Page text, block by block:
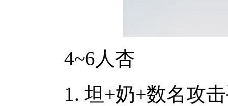
4~6人杏
1. 坦+奶+数名攻击